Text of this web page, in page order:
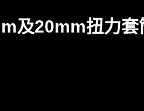
及20mm扭力